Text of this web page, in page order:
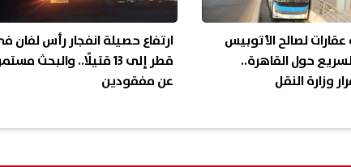
عقارات لصالح الأتوبيس
حول القاهرة..
وزارة النقل
ارتفاع حصيلة انفجار رأس لفان
قطر إلى 13 قتيلًا.. والبحث
عن مفقودين